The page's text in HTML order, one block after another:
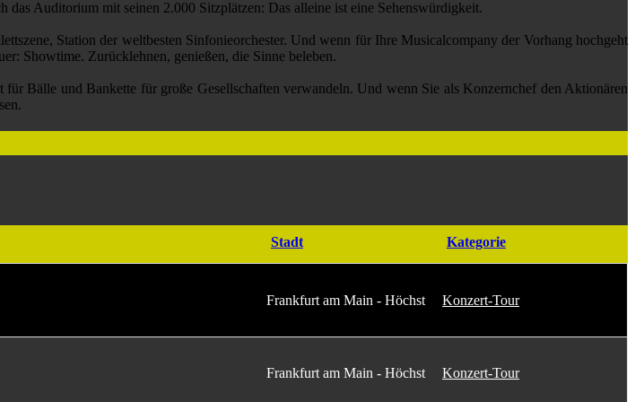
mit seinen 2.000 Sitzplätzen: Das alleine ist eine Sehenswürdigkeit.
der weltbesten Sinfonieorchester. Und wenn für Ihre Musicalcompany der Vorhang hochgeht
Showtime. Zurücklehnen, genießen, die Sinne beleben.
Bankette für große Gesellschaften verwandeln. Und wenn Sie als Konzernchef den Aktionären
Stadt Kategorie
Frankfurt am Main - Höchst Konzert-Tour
Frankfurt am Main - Höchst Konzert-Tour